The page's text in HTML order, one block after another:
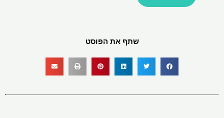
שתף את הפוסט